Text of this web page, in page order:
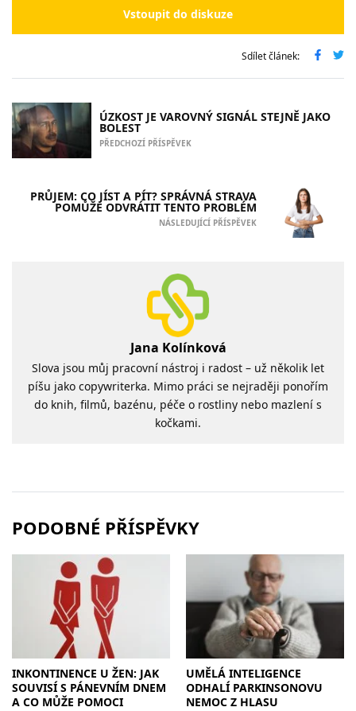
Vstoupit do diskuze
Sdílet článek:
ÚZKOST JE VAROVNÝ SIGNÁL STEJNĚ JAKO
BOLEST
PŘEDCHOZÍ PŘÍSPĚVEK
PRŮJEM: CO JÍST A PÍT? SPRÁVNÁ STRAVA
POMŮŽE ODVRÁTIT TENTO PROBLÉM
NÁSLEDUJÍCÍ PŘÍSPĚVEK
Jana Kolínková
Slova jsou můj pracovní nástroj i radost – už několik let
píšu jako copywriterka. Mimo práci se nejraději ponořím
do knih, filmů, bazénu, péče o rostliny nebo mazlení s
kočkami.
PODOBNÉ PŘÍSPĚVKY
INKONTINENCE U ŽEN: JAK
SOUVISÍ S PÁNEVNÍM DNEM
A CO MŮŽE POMOCI
UMĚLÁ INTELIGENCE
ODHALÍ PARKINSONOVU
NEMOC Z HLASU